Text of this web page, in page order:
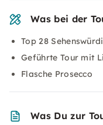
Was bei der
Top 28
Geführte Tour mit
Flasche Prosecco
Was Du zur